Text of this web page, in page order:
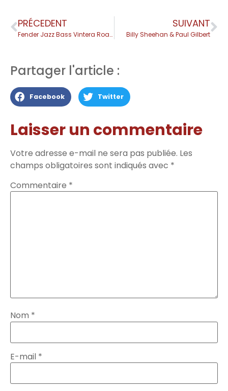
PRÉCEDENT
Fender Jazz Bass Vintera Road Worn 60th Anniversary
SUIVANT
Billy Sheehan & Paul Gilbert
Partager l'article :
Facebook Twitter
Laisser un commentaire
Votre adresse e-mail ne sera pas publiée. Les
champs obligatoires sont indiqués avec *
Commentaire *
Nom *
E-mail *